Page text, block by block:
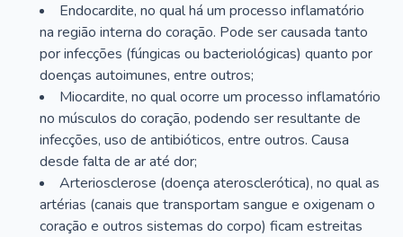
Endocardite, no qual há um processo inflamatório
na região interna do coração. Pode ser causada tanto
por infecções (fúngicas ou bacteriológicas) quanto por
doenças autoimunes, entre outros;
Miocardite, no qual ocorre um processo inflamatório
no músculos do coração, podendo ser resultante de
infecções, uso de antibióticos, entre outros. Causa
desde falta de ar até dor;
Arteriosclerose (doença aterosclerótica), no qual as
artérias (canais que transportam sangue e oxigenam o
coração e outros sistemas do corpo) ficam estreitas